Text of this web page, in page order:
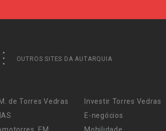
OUTROS SITES DA AUTARQUIA
de Torres Vedras
EM
Investir Torres Vedras
E-negócios
Mobilidade